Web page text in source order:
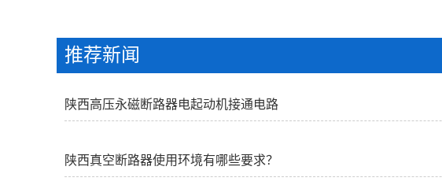
推荐新闻
陕西高压永磁断路器电起动机接通电路
陕西真空断路器使用环境有哪些要求？